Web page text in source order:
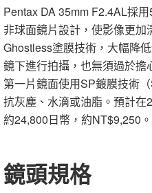
Pentax DA 35mm F2.4AL採
非球面鏡片設計，使影像更
Ghostless塗膜技術，大幅降
鏡下進行拍攝，也無須過於
第一片鏡面使用SP鍍膜技術
抗灰塵、水滴或油脂。預計
約24,800日幣，約NT$9,250。
鏡頭規格